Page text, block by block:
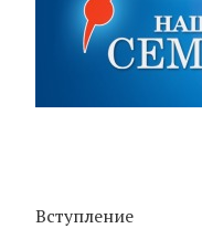
Вступление